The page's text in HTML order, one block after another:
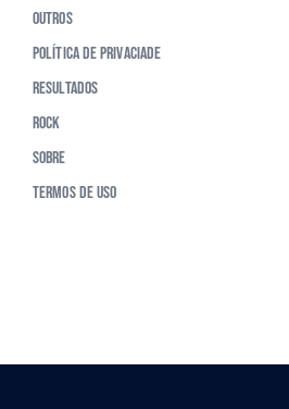
Outros
Política de Privaciade
Resultados
Rock
Sobre
Termos de Uso